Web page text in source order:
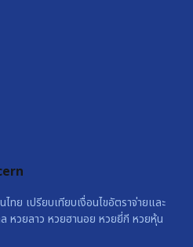
ทย เปรียบเทียบเงื่อนไขอัตราจ่ายและ
หวยลาว หวยฮานอย หวยยี่กี หวยหุ้น